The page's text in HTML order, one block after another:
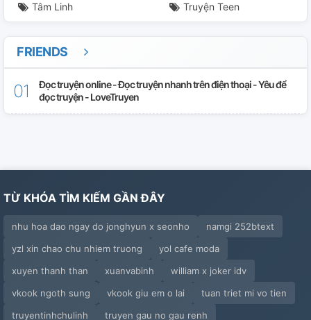
Chap 31
Tôi Không Hối Hận!
Chap 33
Tâm Linh Truyện Teen
FRIENDS
Đọc truyện online - Đọc truyện nhanh trên điện thoại - Yêu để
đọc truyện - LoveTruyen
TỪ KHÓA TÌM KIẾM GẦN ĐÂY
nhu hoa dao ngay do jonghyun x seonho
namgi 252btext
yzl xin chao chu nhiem truong
yol cafe moda
xuyen thanh than
xuanvabinh
william x joker idv
vkook ngoth sung
vkook giu em o lai
tuan triet mi vo tien
truyentinhchulinh
truyen gau no gau renh